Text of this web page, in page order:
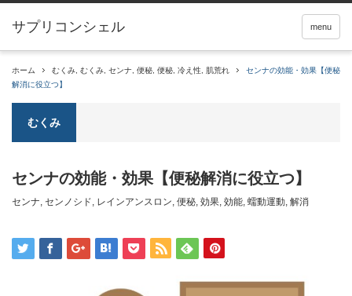
サプリコンシェル menu
ホーム むくみ むくみ センナ 便秘 便秘 冷え性 肌荒れ
センナの効能・効果【便秘
解消に役立つ】
むくみ
センナの効能・効果【便秘解消に役立つ】
センナ, センノシド, レインアンスロン, 便秘, 効果, 効能, 蠕動運動, 解消